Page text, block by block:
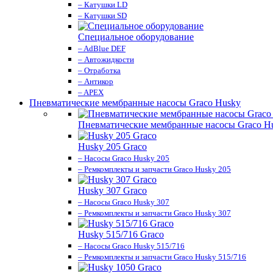
– Катушки LD
– Катушки SD
Специальное оборудование
– AdBlue DEF
– Автожидкости
– Отработка
– Антикор
– APEX
Пневматические мембранные насосы Graco Husky
Пневматические мембранные насосы Graco
Husky 205 Graco
– Насосы Graco Husky 205
– Ремкомплекты и запчасти Graco Husky 205
Husky 307 Graco
– Насосы Graco Husky 307
– Ремкомплекты и запчасти Graco Husky 307
Husky 515/716 Graco
– Насосы Graco Husky 515/716
– Ремкомплекты и запчасти Graco Husky 515/716